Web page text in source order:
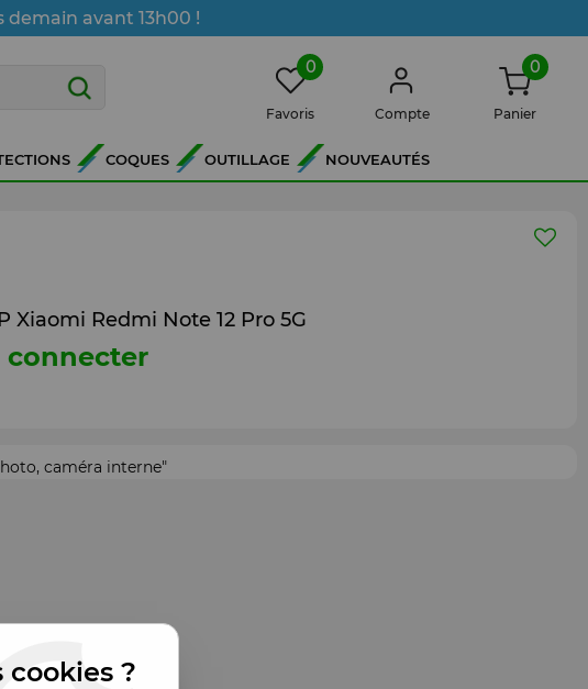
demain avant 13h00 !
0
Favoris Compte
0
Panier
COQUES OUTILLAGE NOUVEAUTÉS
Xiaomi Redmi Note 12 Pro 5G
connecter
caméra interne"
cookies ?